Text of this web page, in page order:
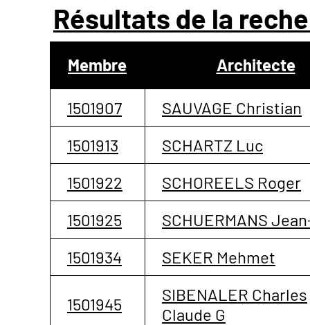
Résultats de la
Membre Architecte
1501907
SAUVAGE Christian
1501913
SCHARTZ Luc
1501922
SCHOREELS Roger
1501925
SCHUERMANS
1501934
SEKER Mehmet
1501945
SIBENALER Charles
Claude G